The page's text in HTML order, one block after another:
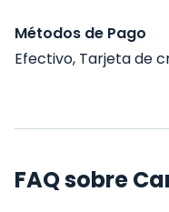
Métodos de Pago
Efectivo, Tarjeta de
FAQ sobre